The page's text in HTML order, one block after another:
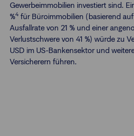
Gewerbeimmobilien investiert sind.
%4 für Büroimmobilien (basierend
Ausfallrate von 21 % und einer
Verlustschwere von 41 %) würde zu
USD im US-Bankensektor und
Versicherern führen.